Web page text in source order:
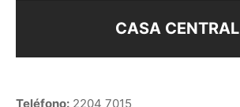
CASA CENTRAL
Teléfono: 2204 7015